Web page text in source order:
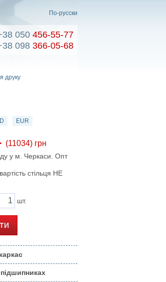
По-русски
050 456-55-77
098 366-05-68
друку
EUR
(11034) грн
у м. Черкаси. Опт
стільця НЕ
шт.